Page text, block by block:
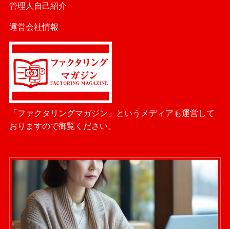
管理人自己紹介
運営会社情報
「ファクタリングマガジン」というメディアも運営して
おりますので御覧ください。